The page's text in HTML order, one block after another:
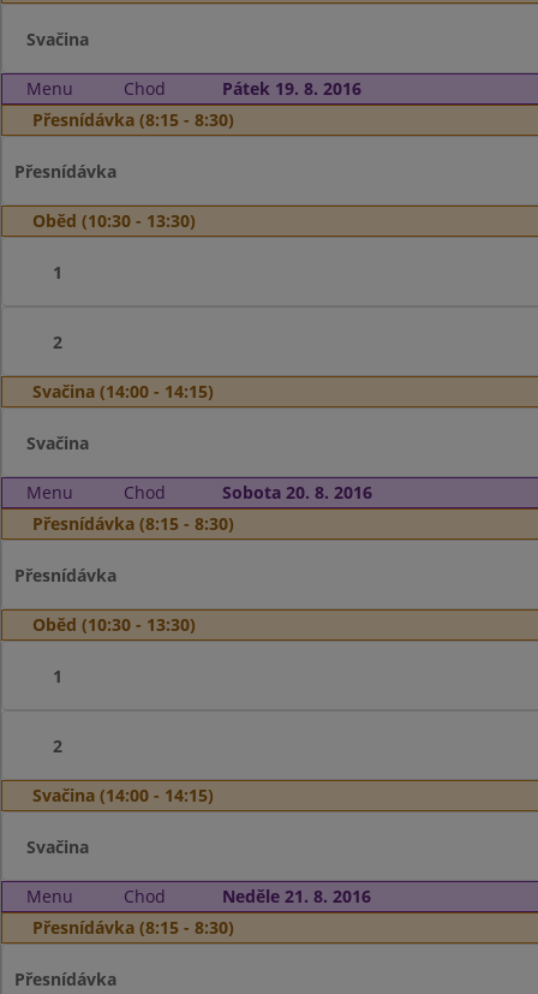
Svačina
Menu Chod
Pátek 19. 8. 2016
Přesnídávka (8:15 - 8:30)
Přesnídávka
Oběd (10:30 - 13:30)
1
2
Svačina (14:00 - 14:15)
Svačina
Menu Chod
Sobota 20. 8. 2016
Přesnídávka (8:15 - 8:30)
Přesnídávka
Oběd (10:30 - 13:30)
1
2
Svačina (14:00 - 14:15)
Svačina
Menu Chod
Neděle 21. 8. 2016
Přesnídávka (8:15 - 8:30)
Přesnídávka